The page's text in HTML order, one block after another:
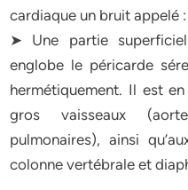
cardiaque un bruit appelé
➤ Une partie
englobe le péricarde
hermétiquement. Il est
gros vaisseaux
pulmonaires), ainsi
colonne vertébrale et